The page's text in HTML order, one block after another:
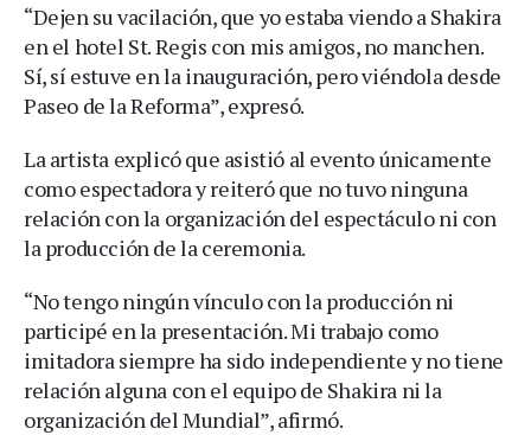
“Dejen su vacilación, que yo estaba viendo a Shakira
en el hotel St. Regis con mis amigos, no manchen.
Sí, sí estuve en la inauguración, pero viéndola desde
Paseo de la Reforma”, expresó.
La artista explicó que asistió al evento únicamente
como espectadora y reiteró que no tuvo ninguna
relación con la organización del espectáculo ni con
la producción de la ceremonia.
“No tengo ningún vínculo con la producción ni
participé en la presentación. Mi trabajo como
imitadora siempre ha sido independiente y no tiene
relación alguna con el equipo de Shakira ni la
organización del Mundial”, afirmó.